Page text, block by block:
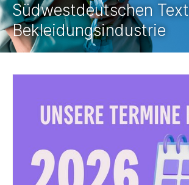
Südwestdeutschen
Bekleidungsindustrie